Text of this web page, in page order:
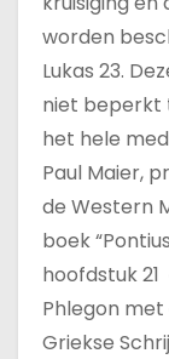
worden
Lukas 23.
niet beperkt
het hele
Paul Maier,
de Western
boek
hoofdstuk
Phlegon met
Griekse